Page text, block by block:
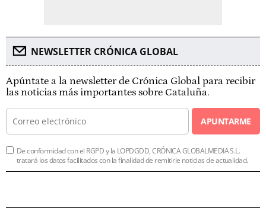
NEWSLETTER CRÓNICA GLOBAL
Apúntate a la newsletter de Crónica Global para recibir
las noticias más importantes sobre Cataluña.
APUNTARME
De conformidad con el RGPD y la LOPDGDD, CRÓNICA GLOBALMEDIA S.L.
tratará los datos facilitados con la finalidad de remitirle noticias de actualidad.